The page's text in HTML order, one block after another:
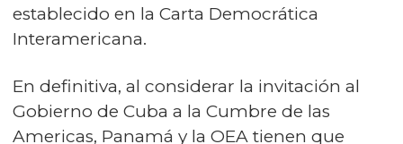
establecido en la Carta Democrática
Interamericana.
En definitiva, al considerar la invitación al
Gobierno de Cuba a la Cumbre de las
Americas, Panamá y la OEA tienen que